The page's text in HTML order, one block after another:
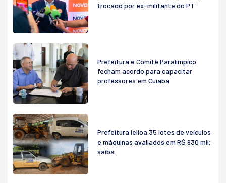
trocado por ex-militante do PT
Prefeitura e Comitê Paralímpico
fecham acordo para capacitar
professores em Cuiabá
Prefeitura leiloa 35 lotes de veículos
e máquinas avaliados em R$ 930 mil;
saiba